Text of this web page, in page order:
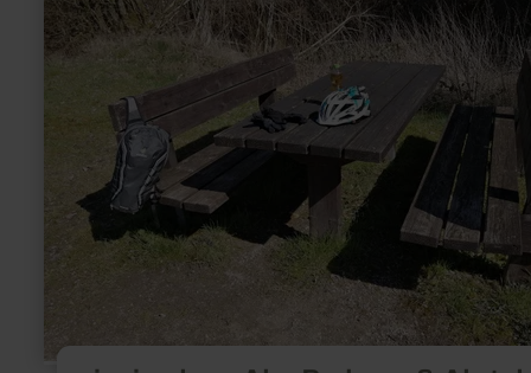
place
Ahr-
Radweg
Ahrtalweg
Müsch